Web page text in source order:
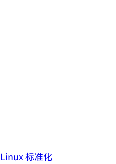
Linux 标准化